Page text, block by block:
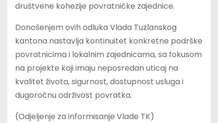
društvene kohezije povratničke zajednice.
Donošenjem ovih odluka Vlada Tuzlanskog
kantona nastavlja kontinuitet konkretne podrške
povratnicima i lokalnim zajednicama, sa fokusom
na projekte koji imaju neposredan uticaj na
kvalitet života, sigurnost, dostupnost usluga i
dugoročnu održivost povratka.
(Odjeljenje za informisanje Vlade TK)